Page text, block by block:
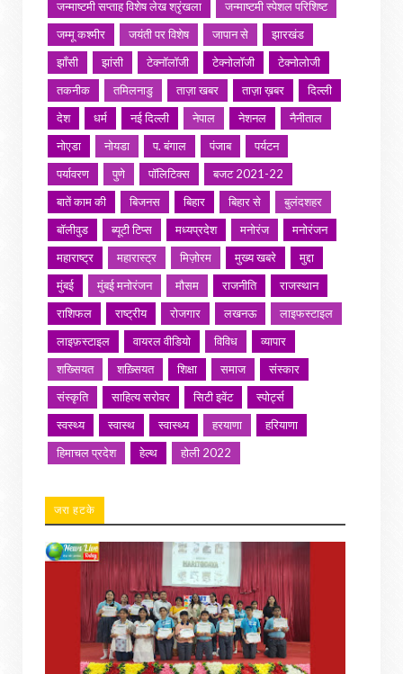
जन्माष्टमी सप्ताह विशेष लेख श्रृंखला
जन्माष्टमी स्पेशल परिशिष्ट
जम्मू कश्मीर
जयंती पर विशेष जापान से
झारखंड
झाँसी
झांसी टेक्नॉलॉजी टेक्नोलॉजी
टेक्नोलोजी
तकनीक
तमिलनाडु ताज़ा खबर ताज़ा ख़बर
दिल्ली
देश
धर्म नई दिल्ली नेपाल नेशनल
नैनीताल
नोएडा
नोयडा प. बंगाल पंजाब
पर्यटन
पर्यावरण
पुणे पॉलिटिक्स
बजट 2021-22
बातें काम की
बिजनस बिहार बिहार से
बुलंदशहर
बॉलीवुड
ब्यूटी टिप्स मध्यप्रदेश मनोरंज
मनोरंजन
महाराष्ट्र
महारास्ट्र मिज़ोरम मुख्य खबरे
मुद्दा
मुंबई
मुंबई मनोरंजन मौसम राजनीति
राजस्थान
राशिफल
राष्ट्रीय रोजगार लखनऊ
लाइफस्टाइल
लाइफ़स्टाइल
वायरल वीडियो विविध
व्यापार
शख्सियत
शख़्सियत शिक्षा समाज
संस्कार
संस्कृति
साहित्य सरोवर सिटी इवेंट
स्पोर्ट्स
स्वस्थ्य
स्वास्थ स्वास्थ्य हरयाणा
हरियाणा
हिमाचल प्रदेश
हेल्थ होली 2022
जरा हटके